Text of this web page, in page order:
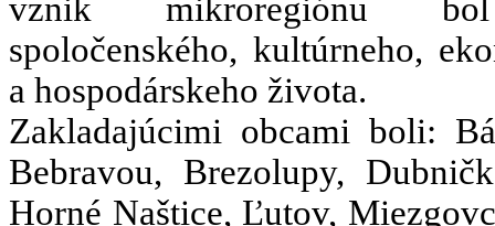
vznik mikroregiónu
spoločenského, kultúrneho,
a hospodárskeho života.
Zakladajúcimi obcami boli:
Bebravou, Brezolupy,
Horné Naštice, Ľutov,